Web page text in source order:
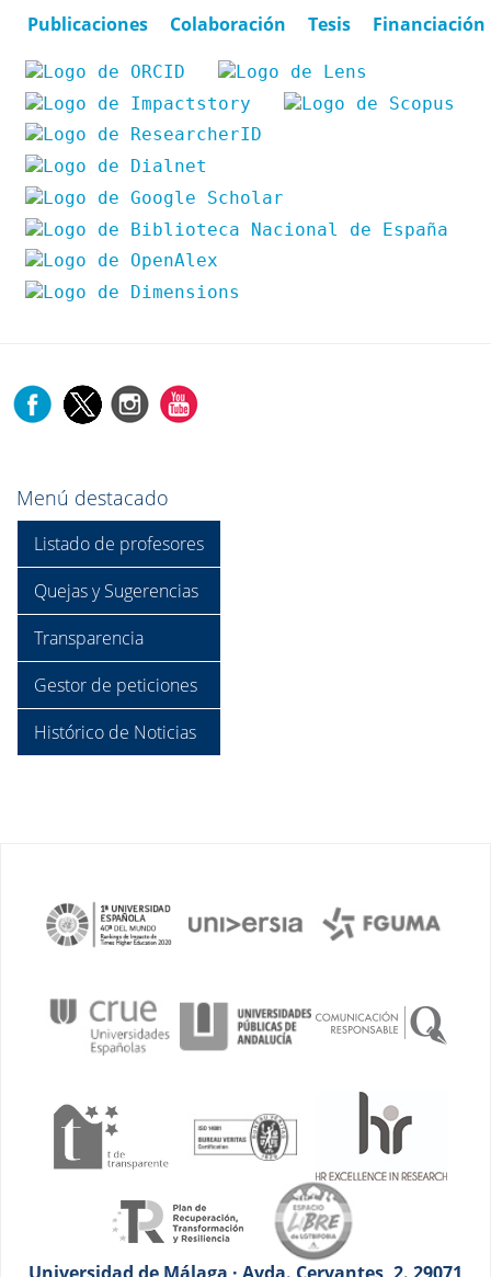
Publicaciones Colaboración Tesis Financiación
Menú destacado
Listado de profesores
Quejas y Sugerencias
Transparencia
Gestor de peticiones
Histórico de Noticias